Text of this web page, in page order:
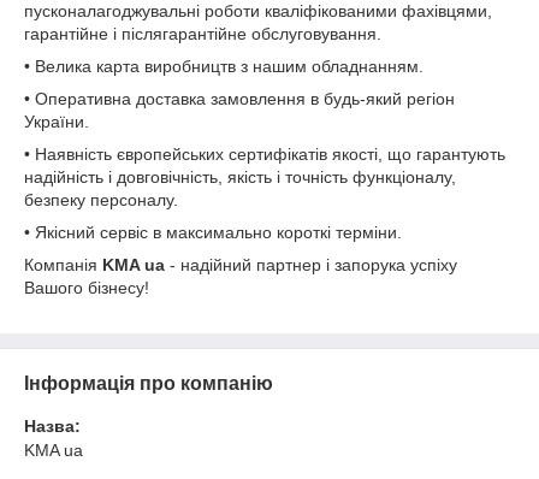
пусконалагоджувальні роботи кваліфікованими фахівцями,
гарантійне і післягарантійне обслуговування.
• Велика карта виробництв з нашим обладнанням.
• Оперативна доставка замовлення в будь-який регіон
України.
• Наявність європейських сертифікатів якості, що гарантують
надійність і довговічність, якість і точність функціоналу,
безпеку персоналу.
• Якісний сервіс в максимально короткі терміни.
Компанія KMA ua - надійний партнер і запорука успіху
Вашого бізнесу!
Інформація про компанію
Назва:
KMA ua